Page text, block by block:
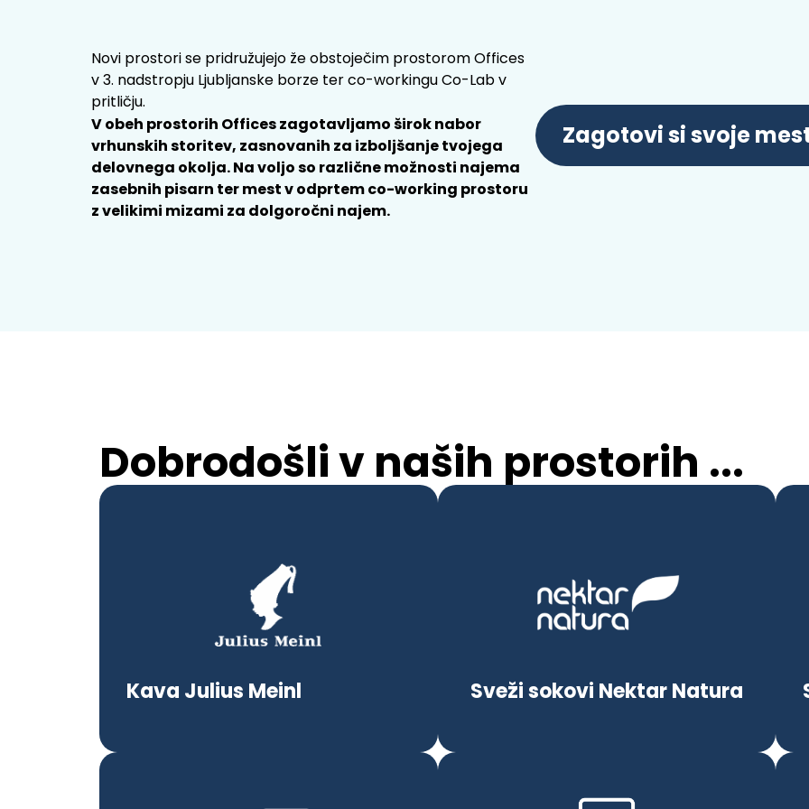
Novi prostori se pridružujejo že obstoječim prostorom Offices
v 3. nadstropju Ljubljanske borze ter co-workingu Co-Lab v
pritličju.
V obeh prostorih Offices zagotavljamo širok nabor
vrhunskih storitev, zasnovanih za izboljšanje tvojega
delovnega okolja. Na voljo so različne možnosti najema
zasebnih pisarn ter mest v odprtem co-working prostoru
z velikimi mizami za dolgoročni najem.
Zagotovi si svoje
Dobrodošli v naših prostorih ...
Kava Julius Meinl Sveži sokovi Nektar Natura